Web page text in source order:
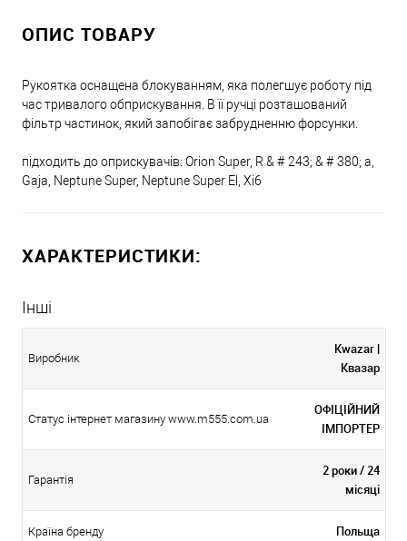
ОПИС ТОВАРУ
Рукоятка оснащена блокуванням, яка полегшує роботу під
час тривалого обприскування. В її ручці розташований
фільтр частинок, який запобігає забрудненню форсунки.
підходить до оприскувачів: Orion Super, R & # 243; & # 380; a,
Gaja, Neptune Super, Neptune Super El, Xi6
ХАРАКТЕРИСТИКИ:
Інші
Виробник
Kwazar |
Квазар
Статус інтернет магазину www.m555.com.ua
ОФІЦІЙНИЙ
ІМПОРТЕР
Гарантія
2 роки / 24
місяці
Країна бренду Польща